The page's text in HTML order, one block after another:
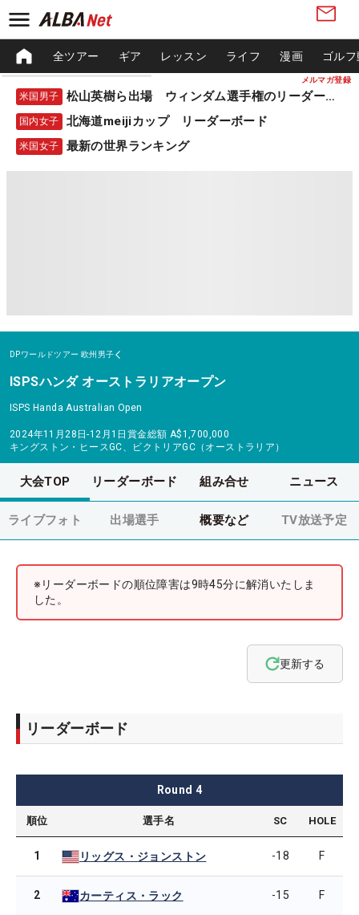
メルマガ登録
全ツアー ギア レッスン ライフ 漫画 ゴル
米国男子 松山英樹ら出場 ウィンダム選手権のリーダーボード
国内女子 北海道meijiカップ リーダーボード
米国女子 最新の世界ランキング
DPワールドツアー 欧州男子
ISPSハンダ オーストラリアオープン
ISPS Handa Australian Open
2024年11月28日-12月1日 賞金総額 A$1,700,000
キングストン・ヒースGC、ビクトリアGC（オーストラリア）
大会TOP リーダーボード 組み合せ ニュース
ライブフォト 出場選手 概要など TV放送予定
※リーダーボードの順位障害は9時45分に解消いたしま
した。
更新する
リーダーボード
Round 4
順位 選手名 SC HOLE
1 リッグス・ジョンストン -18 F
2 カーティス・ラック -15 F